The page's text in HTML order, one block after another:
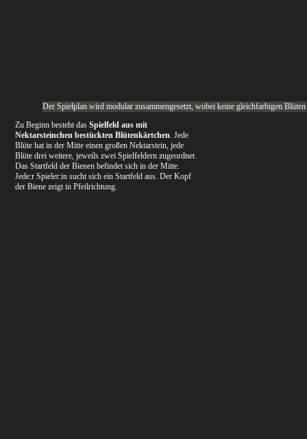
Der Spielplan wird modular zusammengesetzt, wobei keine gleichfarbigen
Zu Beginn besteht das Spielfeld aus mit
Nektarsteinchen bestückten Blütenkärtchen. Jede
Blüte hat in der Mitte einen großen Nektarstein, jede
Blüte drei weitere, jeweils zwei Spielfeldern zugeordnet.
Das Startfeld der Bienen befindet sich in der Mitte.
Jede:r Spieler:in sucht sich ein Startfeld aus. Der Kopf
der Biene zeigt in Pfeilrichtung.